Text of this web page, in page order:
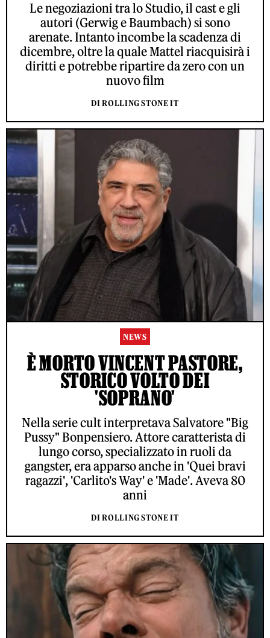
Le negoziazioni tra lo Studio, il cast e gli
autori (Gerwig e Baumbach) si sono
arenate. Intanto incombe la scadenza di
dicembre, oltre la quale Mattel riacquisirà i
diritti e potrebbe ripartire da zero con un
nuovo film
DI ROLLING STONE IT
NEWS
È MORTO VINCENT PASTORE,
STORICO VOLTO DEI
'SOPRANO'
Nella serie cult interpretava Salvatore "Big
Pussy" Bonpensiero. Attore caratterista di
lungo corso, specializzato in ruoli da
gangster, era apparso anche in 'Quei bravi
ragazzi', 'Carlito's Way' e 'Made'. Aveva 80
anni
DI ROLLING STONE IT